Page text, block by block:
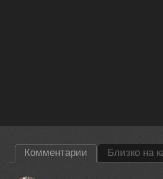
Комментарии Близко на